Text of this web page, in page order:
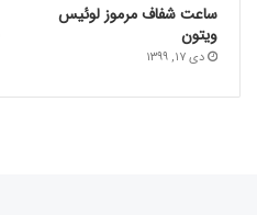
ساعت شفاف مرموز لوئیس
ویتون
دی ۱۷, ۱۳۹۹